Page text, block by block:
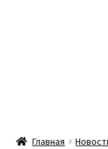
Главная